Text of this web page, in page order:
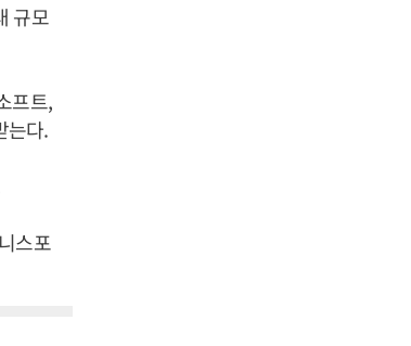
규모
프트,
는다.
스포